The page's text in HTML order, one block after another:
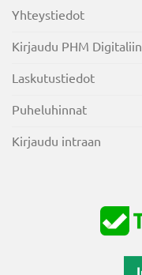
Yhteystiedot
Kirjaudu PHM Digitaliin
Laskutustiedot
Puheluhinnat
Kirjaudu intraan